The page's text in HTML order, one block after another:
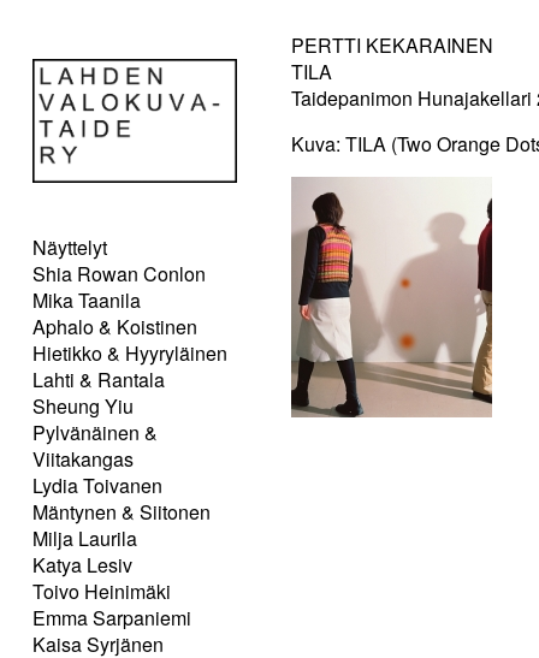
Näyttelyt
Shia Rowan Conlon
Mika Taanila
Aphalo & Koistinen
Hietikko & Hyyryläinen
Lahti & Rantala
Sheung Yiu
Pylvänäinen &
Viitakangas
Lydia Toivanen
Mäntynen & Siitonen
Milja Laurila
Katya Lesiv
Toivo Heinimäki
Emma Sarpaniemi
Kaisa Syrjänen
PERTTI KEKARAINEN
TILA
Taidepanimon Hunajakellari
Kuva: TILA (Two Orange